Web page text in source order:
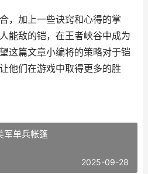
，加上一些诀窍和心得的掌
能敌的铠，在王者峡谷中成为
这篇文章小编将的策略对于铠
他们在游戏中取得更多的胜
军单兵帐篷
2025-09-28